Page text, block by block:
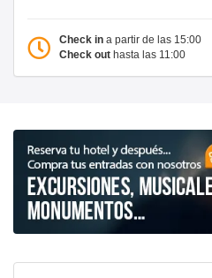
Check in a partir de las 15:00
Check out hasta las 11:00